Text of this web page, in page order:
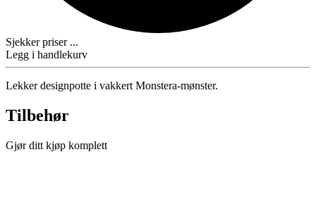
Sjekker priser ...
Legg i handlekurv
Lekker designpotte i vakkert Monstera-mønster.
Tilbehør
Gjør ditt kjøp komplett